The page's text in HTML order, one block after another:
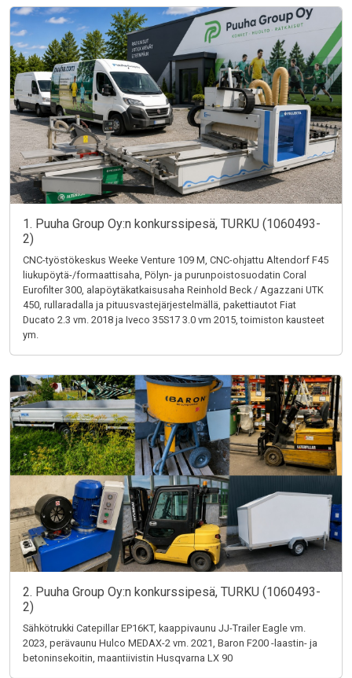
1. Puuha Group Oy:n konkurssipesä, TURKU (1060493-
2)
CNC-työstökeskus Weeke Venture 109 M, CNC-ohjattu Altendorf F45
liukupöytä-/formaattisaha, Pölyn- ja purunpoistosuodatin Coral
Eurofilter 300, alapöytäkatkaisusaha Reinhold Beck / Agazzani UTK
450, rullaradalla ja pituusvastejärjestelmällä, pakettiautot Fiat
Ducato 2.3 vm. 2018 ja Iveco 35S17 3.0 vm 2015, toimiston kausteet
ym.
2. Puuha Group Oy:n konkurssipesä, TURKU (1060493-
2)
Sähkötrukki Catepillar EP16KT, kaappivaunu JJ-Trailer Eagle vm.
2023, perävaunu Hulco MEDAX-2 vm. 2021, Baron F200 -laastin- ja
betoninsekoitin, maantiivistin Husqvarna LX 90